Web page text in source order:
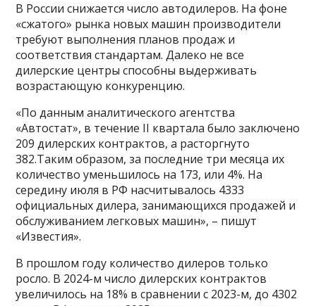
В России снижается число автодилеров. На фоне
«сжатого» рынка новых машин производители
требуют выполнения планов продаж и
соответствия стандартам. Далеко не все
дилерские центры способны выдерживать
возрастающую конкуренцию.
«По данным аналитического агентства
«Автостат», в течение II квартала было заключено
209 дилерских контрактов, а расторгнуто
382.Таким образом, за последние три месяца их
количество уменьшилось на 173, или 4%. На
середину июля в РФ насчитывалось 4333
официальных дилера, занимающихся продажей и
обслуживанием легковых машин», – пишут
«Известия».
В прошлом году количество дилеров только
росло. В 2024-м число дилерских контрактов
увеличилось на 18% в сравнении с 2023-м, до 4302